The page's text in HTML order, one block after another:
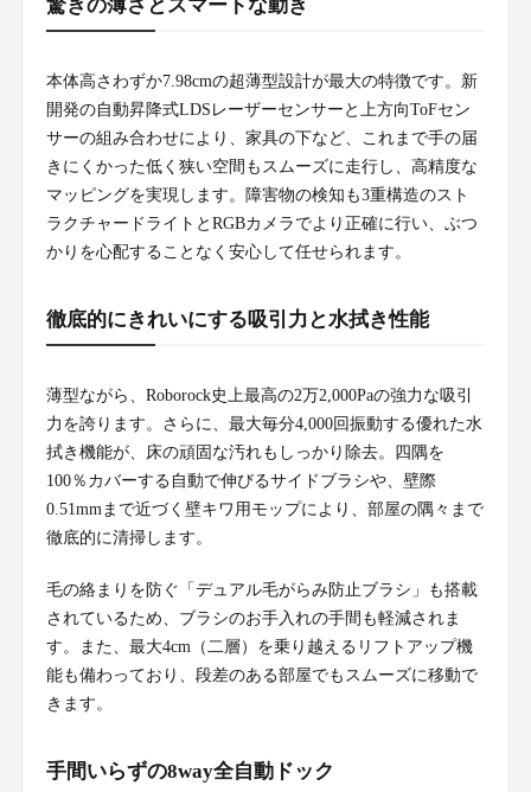
驚きの薄さとスマートな動き
本体高さわずか7.98cmの超薄型設計が最大の特徴です。新
開発の自動昇降式LDSレーザーセンサーと上方向ToFセン
サーの組み合わせにより、家具の下など、これまで手の届
きにくかった低く狭い空間もスムーズに走行し、高精度な
マッピングを実現します。障害物の検知も3重構造のスト
ラクチャードライトとRGBカメラでより正確に行い、ぶつ
かりを心配することなく安心して任せられます。
徹底的にきれいにする吸引力と水拭き性能
薄型ながら、Roborock史上最高の2万2,000Paの強力な吸引
力を誇ります。さらに、最大毎分4,000回振動する優れた水
拭き機能が、床の頑固な汚れもしっかり除去。四隅を
100％カバーする自動で伸びるサイドブラシや、壁際
0.51mmまで近づく壁キワ用モップにより、部屋の隅々まで
徹底的に清掃します。
毛の絡まりを防ぐ「デュアル毛がらみ防止ブラシ」も搭載
されているため、ブラシのお手入れの手間も軽減されま
す。また、最大4cm（二層）を乗り越えるリフトアップ機
能も備わっており、段差のある部屋でもスムーズに移動で
きます。
手間いらずの8way全自動ドック